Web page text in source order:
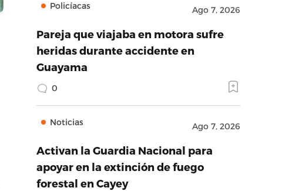
Policíacas Ago 7, 2026
Pareja que viajaba en motora sufre
heridas durante accidente en
Guayama
0
Noticias Ago 7, 2026
Activan la Guardia Nacional para
apoyar en la extinción de fuego
forestal en Cayey